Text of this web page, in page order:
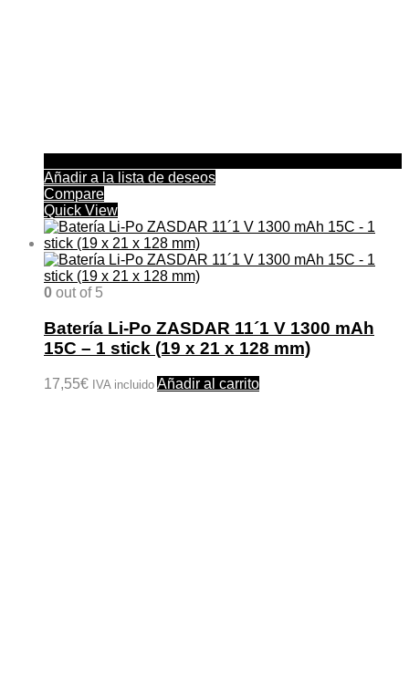
Añadir a la lista de deseos
Compare
Quick View
0 out of 5
Batería Li-Po ZASDAR 11´1 V 1300 mAh
15C – 1 stick (19 x 21 x 128 mm)
17,55€ IVA incluido Añadir al carrito